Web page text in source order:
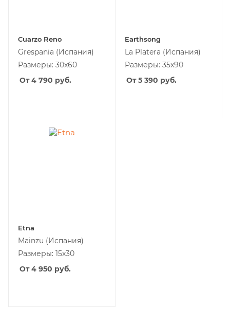
Cuarzo Reno
Grespania (Испания)
Размеры: 30x60
От 4 790 руб.
Earthsong
La Platera (Испания)
Размеры: 35x90
От 5 390 руб.
Etna
Mainzu (Испания)
Размеры: 15x30
От 4 950 руб.